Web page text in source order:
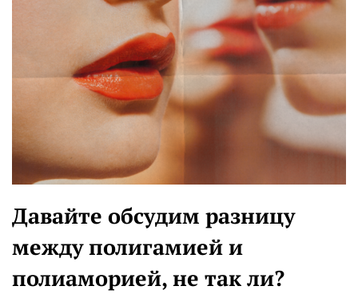
Давайте обсудим разницу
между полигамией и
полиаморией, не так ли?